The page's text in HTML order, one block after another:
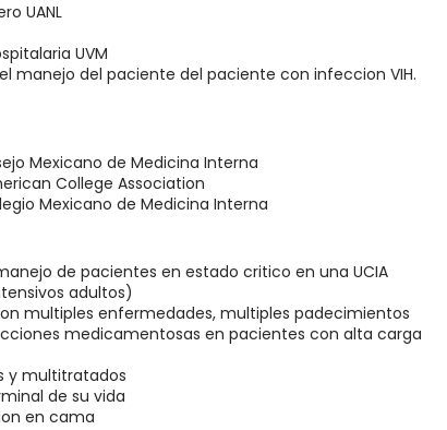
UANL
UVM
manejo del paciente del paciente con infeccion VIH.
Mexicano de Medicina Interna
College Association
Mexicano de Medicina Interna
de pacientes en estado critico en una UCIA
adultos)
multiples enfermedades, multiples padecimientos
medicamentosas en pacientes con alta carga
y multitratados
de su vida
en cama